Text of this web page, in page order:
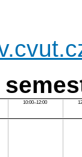
10:00–12:00